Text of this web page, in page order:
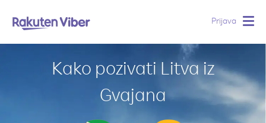
Prijava
Kako pozivati Litva iz
Gvajana